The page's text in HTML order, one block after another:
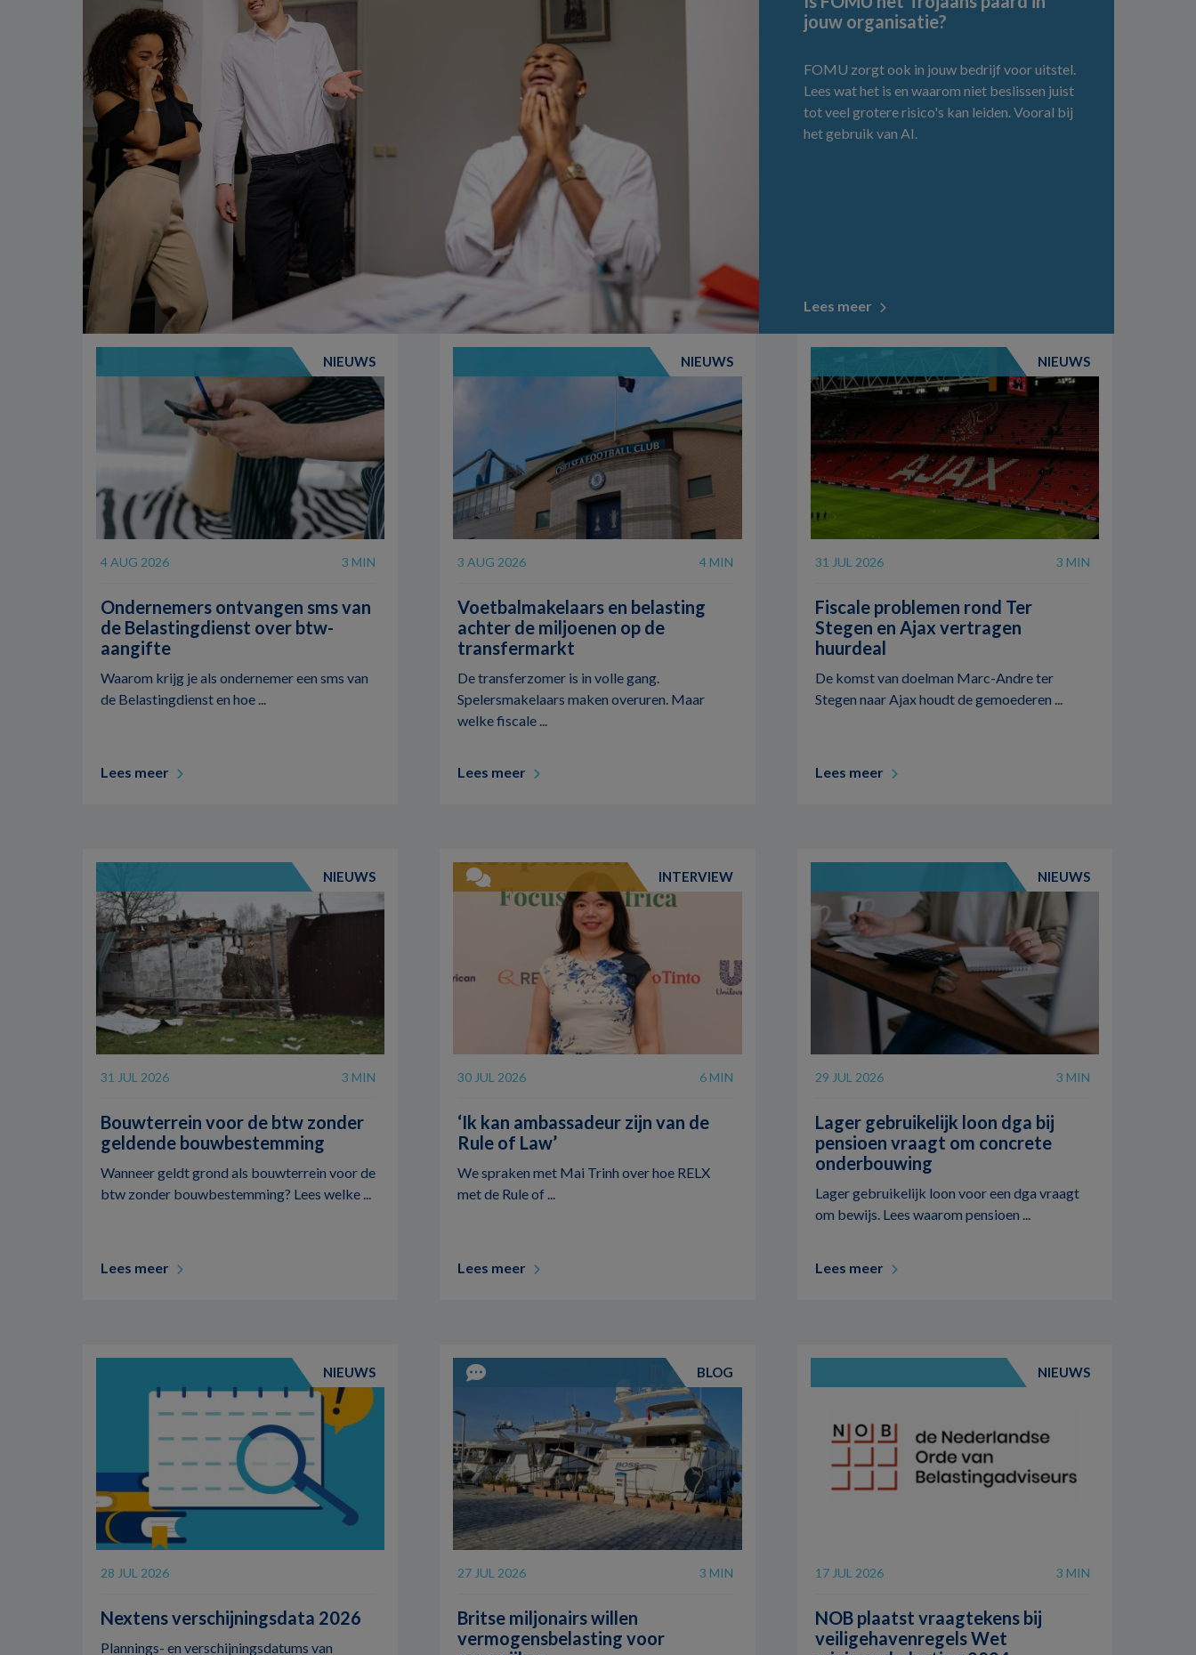
jouw organisatie?
FOMU zorgt ook in jouw bedrijf voor uitstel.
Lees wat het is en waarom niet beslissen juist
tot veel grotere risico's kan leiden. Vooral bij
het gebruik van AI.
Lees meer
NIEUWS
4 AUG 2026 3 MIN
Ondernemers ontvangen sms van
de Belastingdienst over btw-
aangifte
Waarom krijg je als ondernemer een sms van
de Belastingdienst en hoe ...
Lees meer
NIEUWS
3 AUG 2026 4 MIN
Voetbalmakelaars en belasting
achter de miljoenen op de
transfermarkt
De transferzomer is in volle gang.
Spelersmakelaars maken overuren. Maar
welke fiscale ...
Lees meer
NIEUWS
31 JUL 2026 3 MIN
Fiscale problemen rond Ter
Stegen en Ajax vertragen
huurdeal
De komst van doelman Marc-Andre ter
Stegen naar Ajax houdt de gemoederen ...
Lees meer
NIEUWS
31 JUL 2026 3 MIN
Bouwterrein voor de btw zonder
geldende bouwbestemming
Wanneer geldt grond als bouwterrein voor de
btw zonder bouwbestemming? Lees welke ...
Lees meer
INTERVIEW
30 JUL 2026 6 MIN
‘Ik kan ambassadeur zijn van de
Rule of Law’
We spraken met Mai Trinh over hoe RELX
met de Rule of ...
Lees meer
NIEUWS
29 JUL 2026 3 MIN
Lager gebruikelijk loon dga bij
pensioen vraagt om concrete
onderbouwing
Lager gebruikelijk loon voor een dga vraagt
om bewijs. Lees waarom pensioen ...
Lees meer
NIEUWS
28 JUL 2026
Nextens verschijningsdata 2026
Plannings- en verschijningsdatums van
BLOG
27 JUL 2026 3 MIN
Britse miljonairs willen
vermogensbelasting voor
NIEUWS
17 JUL 2026 3 MIN
NOB plaatst vraagtekens bij
veiligehavenregels Wet